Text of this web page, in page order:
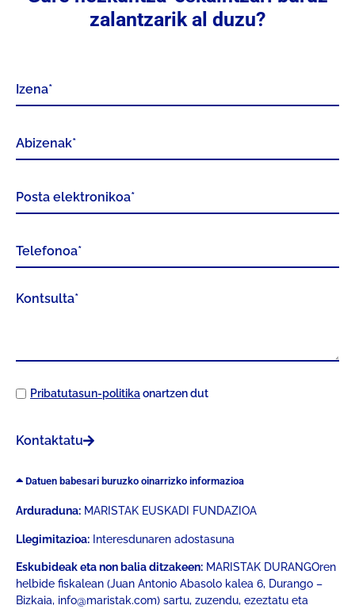
zalantzarik al duzu?
Pribatutasun-politikaonartzen dut
Kontaktatu
Datuen babesari buruzko oinarrizko informazioa
Arduraduna: MARISTAK EUSKADI FUNDAZIOA
Llegimitazioa: Interesdunaren adostasuna
Eskubideak eta non balia ditzakeen: MARISTAK DURANGOren
helbide fiskalean (Juan Antonio Abasolo kalea 6, Durango –
Bizkaia, info@maristak.com) sartu, zuzendu, ezeztatu eta